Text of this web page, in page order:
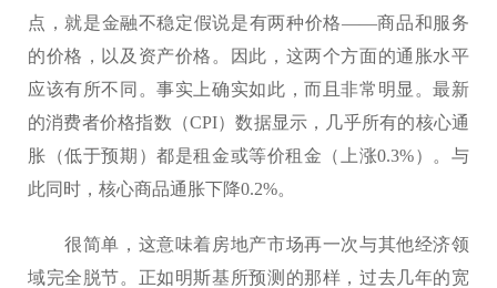
点，就是金融不稳定假说是有两种价格——商品和服务
的价格，以及资产价格。因此，这两个方面的通胀水平
应该有所不同。事实上确实如此，而且非常明显。最新
的消费者价格指数（CPI）数据显示，几乎所有的核心通
胀（低于预期）都是租金或等价租金（上涨0.3%）。与
此同时，核心商品通胀下降0.2%。
很简单，这意味着房地产市场再一次与其他经济领
域完全脱节。正如明斯基所预测的那样，过去几年的宽